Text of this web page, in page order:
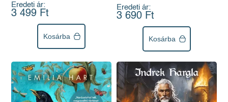
Eredeti ár:
3 499 Ft
Kosárba
Eredeti ár:
3 690 Ft
Kosárba